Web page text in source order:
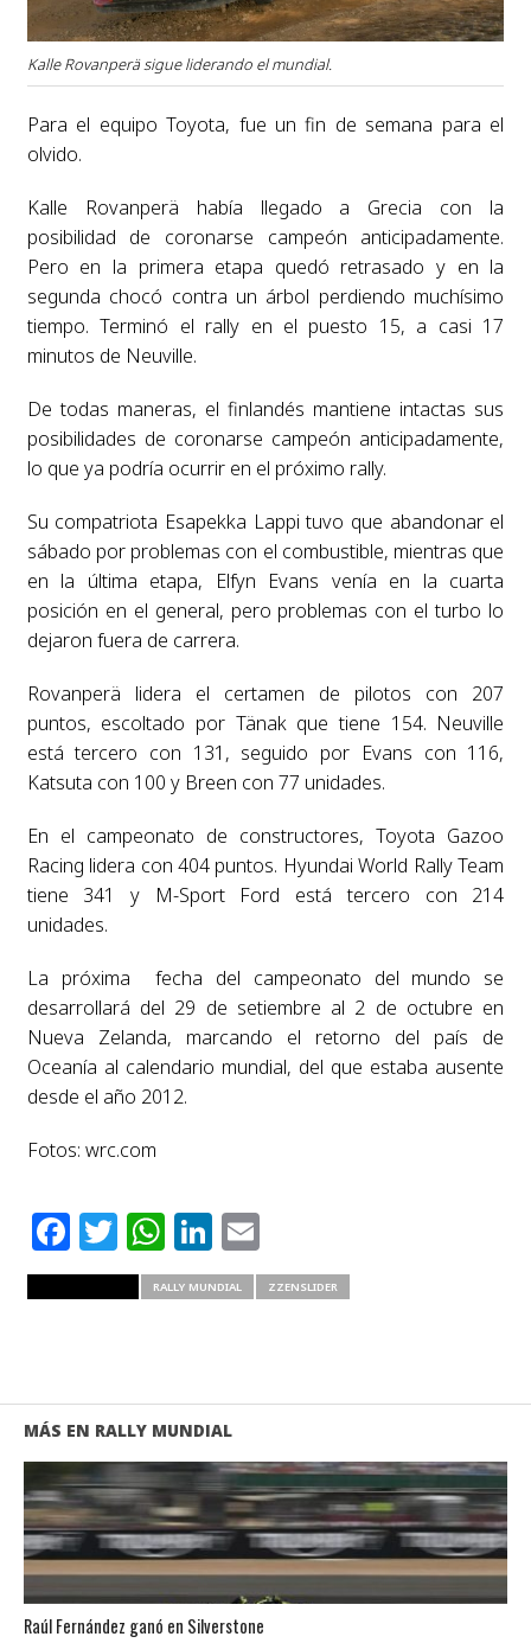
Kalle Rovanperä sigue liderando el mundial.
Para el equipo Toyota, fue un fin de semana para el
olvido.
Kalle Rovanperä había llegado a Grecia con la
posibilidad de coronarse campeón anticipadamente.
Pero en la primera etapa quedó retrasado y en la
segunda chocó contra un árbol perdiendo muchísimo
tiempo. Terminó el rally en el puesto 15, a casi 17
minutos de Neuville.
De todas maneras, el finlandés mantiene intactas sus
posibilidades de coronarse campeón anticipadamente,
lo que ya podría ocurrir en el próximo rally.
Su compatriota Esapekka Lappi tuvo que abandonar el
sábado por problemas con el combustible, mientras que
en la última etapa, Elfyn Evans venía en la cuarta
posición en el general, pero problemas con el turbo lo
dejaron fuera de carrera.
Rovanperä lidera el certamen de pilotos con 207
puntos, escoltado por Tänak que tiene 154. Neuville
está tercero con 131, seguido por Evans con 116,
Katsuta con 100 y Breen con 77 unidades.
En el campeonato de constructores, Toyota Gazoo
Racing lidera con 404 puntos. Hyundai World Rally Team
tiene 341 y M-Sport Ford está tercero con 214
unidades.
La próxima fecha del campeonato del mundo se
desarrollará del 29 de setiembre al 2 de octubre en
Nueva Zelanda, marcando el retorno del país de
Oceanía al calendario mundial, del que estaba ausente
desde el año 2012.
Fotos: wrc.com
Facebook
Twitter
WhatsApp
LinkedIn
Email
RALLY MUNDIAL ZZENSLIDER
MÁS EN RALLY MUNDIAL
Raúl Fernández ganó en Silverstone